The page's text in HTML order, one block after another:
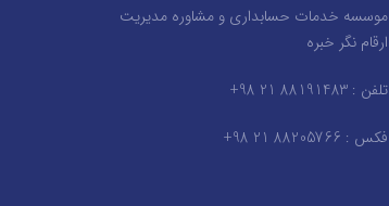
موسسه خدمات حسابداری و مشاوره مدیریت
ارقام نگر خبره
تلفن : 88191483 21 98+
فکس : 88205766 21 98+